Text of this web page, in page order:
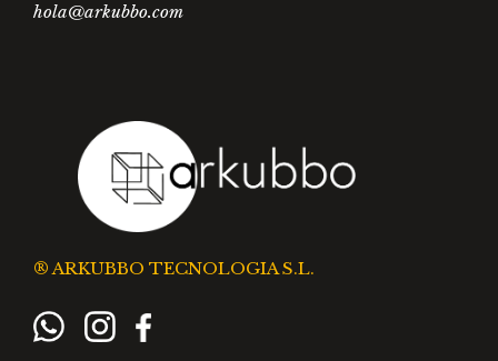
hola@arkubbo.com
® ARKUBBO TECNOLOGIA S.L.